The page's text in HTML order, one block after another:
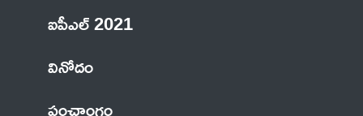
ఐపీఎల్ 2021
వినోదం
పంచాంగం